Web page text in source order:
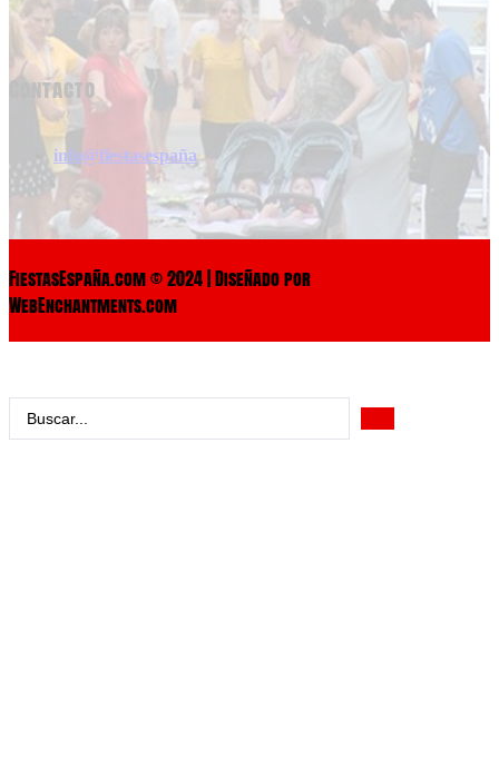
Contacto
info@fiestasespaña
FiestasEspaña.com © 2024 | Diseñado por
WebEnchantments.com